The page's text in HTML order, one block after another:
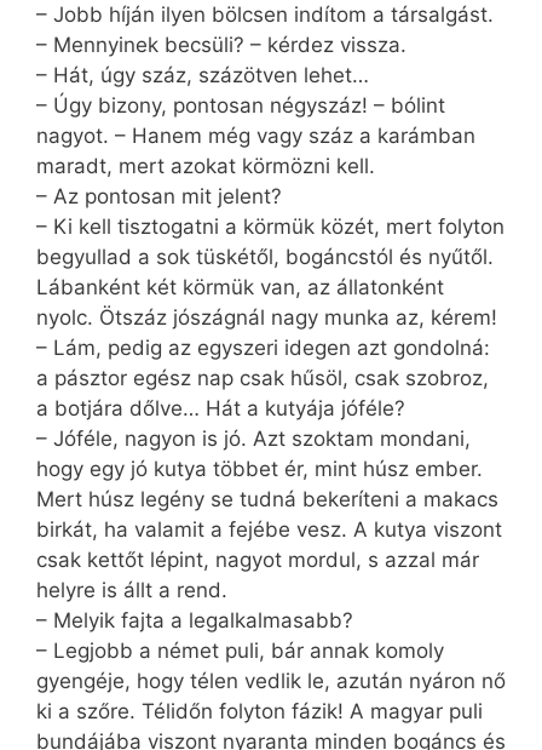
– Jobb híján ilyen bölcsen indítom a társalgást.
– Mennyinek becsüli? – kérdez vissza.
– Hát, úgy száz, százötven lehet…
– Úgy bizony, pontosan négyszáz! – bólint
nagyot. – Hanem még vagy száz a karámban
maradt, mert azokat körmözni kell.
– Az pontosan mit jelent?
– Ki kell tisztogatni a körmük közét, mert folyton
begyullad a sok tüskétől, bogáncstól és nyűtől.
Lábanként két körmük van, az állatonként
nyolc. Ötszáz jószágnál nagy munka az, kérem!
– Lám, pedig az egyszeri idegen azt gondolná:
a pásztor egész nap csak hűsöl, csak szobroz,
a botjára dőlve… Hát a kutyája jóféle?
– Jóféle, nagyon is jó. Azt szoktam mondani,
hogy egy jó kutya többet ér, mint húsz ember.
Mert húsz legény se tudná bekeríteni a makacs
birkát, ha valamit a fejébe vesz. A kutya viszont
csak kettőt lépint, nagyot mordul, s azzal már
helyre is állt a rend.
– Melyik fajta a legalkalmasabb?
– Legjobb a német puli, bár annak komoly
gyengéje, hogy télen vedlik le, azután nyáron nő
ki a szőre. Télidőn folyton fázik! A magyar puli
bundájába viszont nyaranta minden bogáncs és